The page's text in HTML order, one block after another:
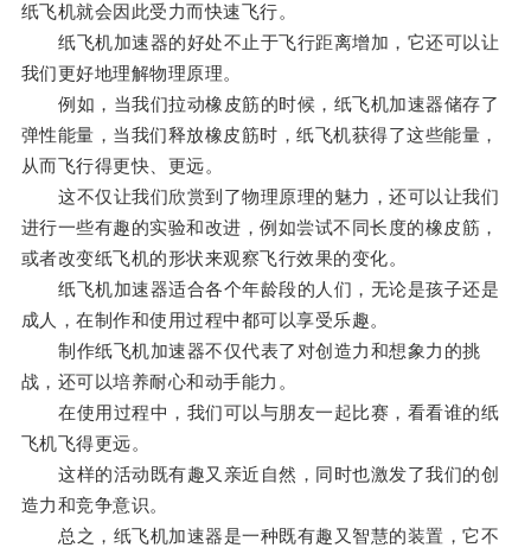
纸飞机就会因此受力而快速飞行。
纸飞机加速器的好处不止于飞行距离增加，它还可以让
我们更好地理解物理原理。
例如，当我们拉动橡皮筋的时候，纸飞机加速器储存了
弹性能量，当我们释放橡皮筋时，纸飞机获得了这些能量，
从而飞行得更快、更远。
这不仅让我们欣赏到了物理原理的魅力，还可以让我们
进行一些有趣的实验和改进，例如尝试不同长度的橡皮筋，
或者改变纸飞机的形状来观察飞行效果的变化。
纸飞机加速器适合各个年龄段的人们，无论是孩子还是
成人，在制作和使用过程中都可以享受乐趣。
制作纸飞机加速器不仅代表了对创造力和想象力的挑
战，还可以培养耐心和动手能力。
在使用过程中，我们可以与朋友一起比赛，看看谁的纸
飞机飞得更远。
这样的活动既有趣又亲近自然，同时也激发了我们的创
造力和竞争意识。
总之，纸飞机加速器是一种既有趣又智慧的装置，它不